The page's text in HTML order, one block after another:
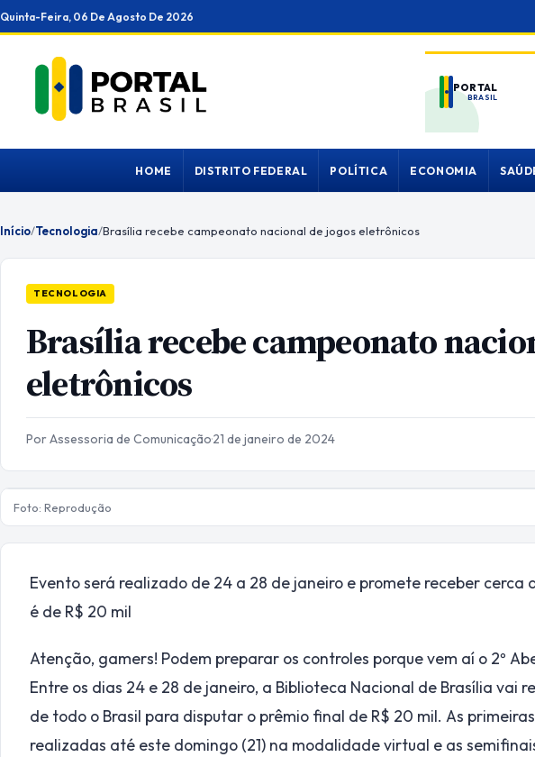
Ir
para
conteúdo
Quinta-Feira, 06 De Agosto De 2026
PORTAL
BRASIL
HOME DISTRITO FEDERAL POLÍTICA ECONOMIA
Início/Tecnologia/Brasília recebe campeonato nacional de jogos eletrônicos
TECNOLOGIA
Brasília recebe campeonato
eletrônicos
Por Assessoria de Comunicação·21 de janeiro de 2024
Foto: Reprodução
Evento será realizado de 24 a 28 de janeiro e promete receber cerca
é de R$ 20 mil
Atenção, gamers! Podem preparar os controles porque vem aí o 2º
Entre os dias 24 e 28 de janeiro, a Biblioteca Nacional de Brasília vai
de todo o Brasil para disputar o prêmio final de R$ 20 mil. As
realizadas até este domingo (21) na modalidade virtual e as